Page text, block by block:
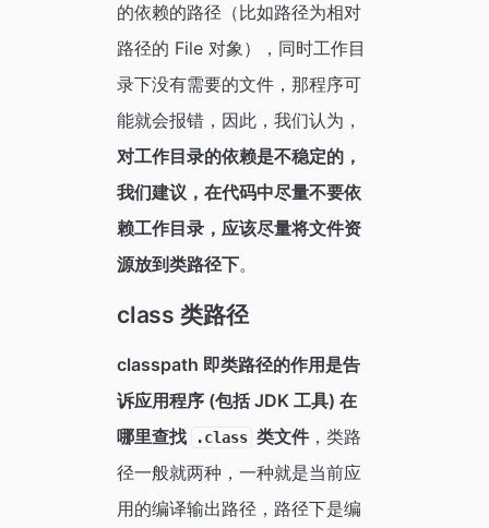
的依赖的路径（比如路径为相对
路径的 File 对象），同时工作目
录下没有需要的文件，那程序可
能就会报错，因此，我们认为，
对工作目录的依赖是不稳定的，
我们建议，在代码中尽量不要依
赖工作目录，应该尽量将文件资
源放到类路径下。
class 类路径
classpath 即类路径的作用是告
诉应用程序 (包括 JDK 工具) 在
哪里查找
.class 类文件，类路
径一般就两种，一种就是当前应
用的编译输出路径，路径下是编